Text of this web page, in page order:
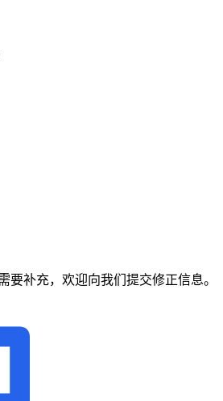
要补充，欢迎向我们提交修正信息。